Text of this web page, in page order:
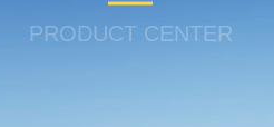
PRODUCT CENTER